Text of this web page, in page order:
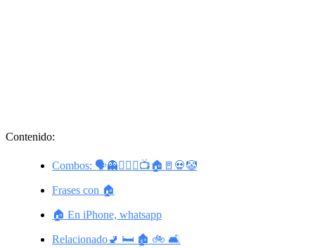
Contenido:
Combos: 🗣👻👱🏻‍♀️📺🏠🚪💀🤡
Frases con 🏠
🏠 En iPhone, whatsapp
Relacionado🚽 🛏️ 🏚️ 🚲 🛋️